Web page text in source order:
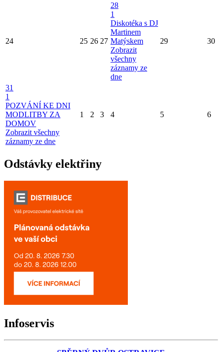
24 25 26 27
28
1
Diskotéka s DJ
Martinem
Matýskem
Zobrazit
všechny
záznamy ze
dne
29 30
31
1
POZVÁNÍ KE DNI
MODLITBY ZA
DOMOV
Zobrazit všechny
záznamy ze dne
1 2 3 4 5 6
Odstávky elektřiny
Infoservis